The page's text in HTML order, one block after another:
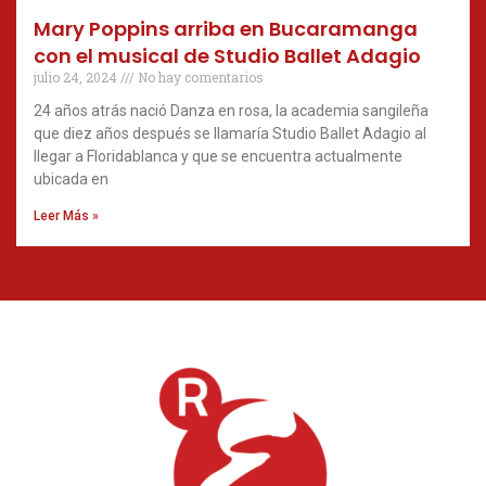
Mary Poppins arriba en Bucaramanga
con el musical de Studio Ballet Adagio
julio 24, 2024
No hay comentarios
24 años atrás nació Danza en rosa, la academia sangileña
que diez años después se llamaría Studio Ballet Adagio al
llegar a Floridablanca y que se encuentra actualmente
ubicada en
Leer Más »